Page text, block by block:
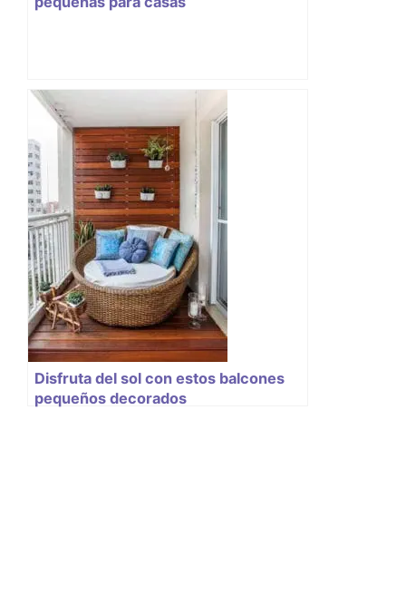
Disfruta del sol con estos balcones
pequeños decorados